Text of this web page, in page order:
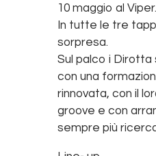
10 maggio al Viper.
In tutte le tre
sorpresa.
Sul palco i
con una
rinnovata, con il
groove e con
sempre più